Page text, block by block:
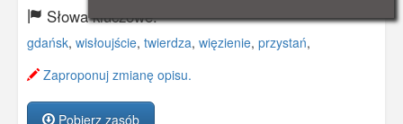
Słowa kluczowe:
gdańsk, wisłoujście, twierdza, więzienie, przystań,
Zaproponuj zmianę opisu.
Pobierz zasób